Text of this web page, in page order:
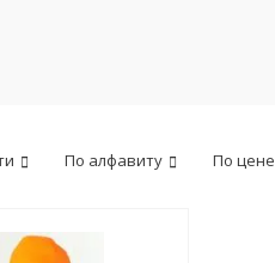
По алфавиту По цене